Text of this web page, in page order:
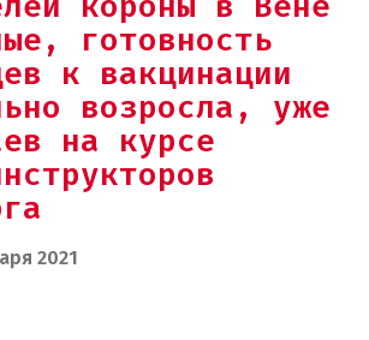
готовность
к вакцинации
возросла, уже
на курсе
2021